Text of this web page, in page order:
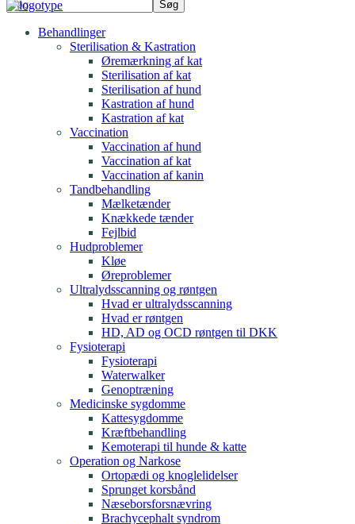
Behandlinger
Sterilisation & Kastration
Øremærkning af kat
Sterilisation af kat
Sterilisation af hund
Kastration af hund
Kastration af kat
Vaccination
Vaccination af hund
Vaccination af kat
Vaccination af kanin
Tandbehandling
Mælketænder
Knækkede tænder
Fejlbid
Hudproblemer
Kløe
Øreproblemer
Ultralydsscanning og røntgen
Hvad er ultralydsscanning
Hvad er røntgen
HD, AD og OCD røntgen til DKK
Fysioterapi
Fysioterapi
Waterwalker
Genoptræning
Medicinske sygdomme
Kattesygdomme
Kræftbehandling
Kemoterapi til hunde & katte
Operation og Narkose​
Ortopædi og knoglelidelser
Sprunget korsbånd
Næseborsforsnævring​
Brachycephalt syndrom